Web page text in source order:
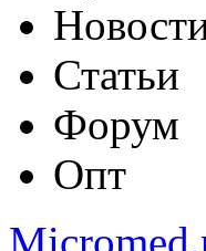
Статьи
Форум
Опт